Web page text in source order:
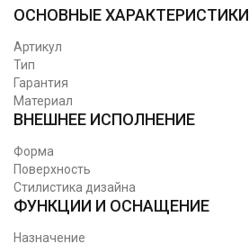
ОСНОВНЫЕ ХАРАКТЕРИСТИКИ
Артикул
Тип
Гарантия
Материал
ВНЕШНЕЕ ИСПОЛНЕНИЕ
Форма
Поверхность
Стилистика дизайна
ФУНКЦИИ И ОСНАЩЕНИЕ
Назначение